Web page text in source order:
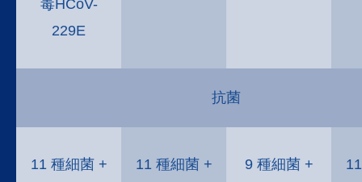
毒HCoV-
229E
抗菌
11 種細菌 +
11 種細菌 +
9 種細菌 +